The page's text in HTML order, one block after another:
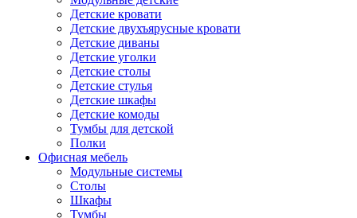
Детские кровати
Детские двухъярусные кровати
Детские диваны
Детские уголки
Детские столы
Детские стулья
Детские шкафы
Детские комоды
Тумбы для детской
Полки
Офисная мебель
Модульные системы
Столы
Шкафы
Тумбы